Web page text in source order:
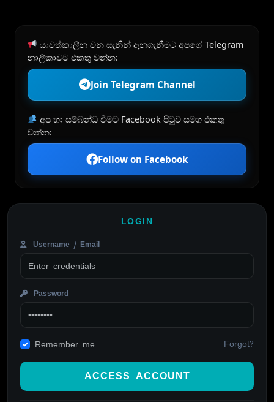
යාවත්කාලීන වන සැනින් දැනගැනීමට අපගේ Telegram
නාලිකාවට එකතු වන්න:
Join Telegram Channel
අප හා සම්බන්ධ වීමට Facebook පිටුව සමග එකතු
වන්න:
Follow on Facebook
LOGIN
Username / Email
Password
Remember me Forgot?
ACCESS ACCOUNT